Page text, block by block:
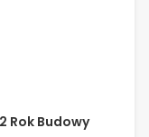
Rok Budowy